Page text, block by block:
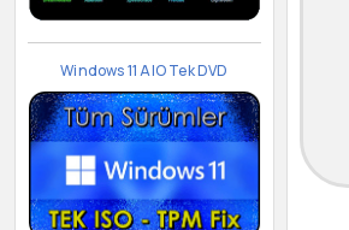
Windows 11 AIO Tek DVD